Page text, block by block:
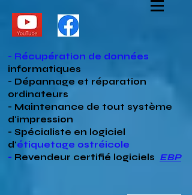
- Récupération de données
informatiques
- Dépannage et réparation
ordinateurs
- Maintenance de tout système
d'impression
- Spécialiste en logiciel
d'étiquetage ostréicole
- Revendeur certifié logiciels EBP